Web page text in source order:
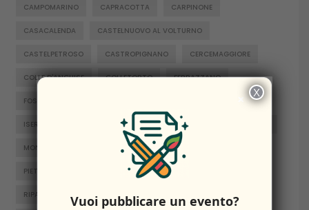
CAMPOMARINO CAPRACOTTA CARPINONE
CASACALENDA CASTELNUOVO AL VOLTURNO
CASTELPETROSO CASTROPIGNANO CERCEMAGGIORE
COLLE D'ANCHISE COLLETORTO FERRAZZANO
FOSSALTO GUARDIAREGIA
ISERNIA LARINO MACCHIAGODENA
MONTENERO DI BISACCIA ORATINO
PIETRABBONDANTE PIETRACATELLA
RIPALIMOSANI ROCCAMANDOLFI
×
Vuoi pubblicare un evento?
X